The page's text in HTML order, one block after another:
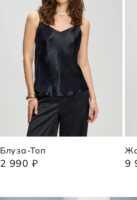
Блуза-Топ
2 990 ₽ 9